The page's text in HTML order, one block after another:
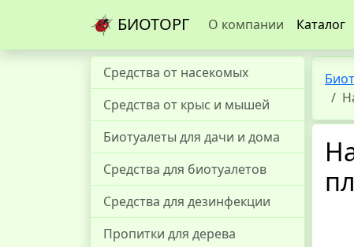
БИОТОРГ О компании Каталог
Средства от насекомых
Средства от крыс и мышей
Биотуалеты для дачи и дома
Средства для биотуалетов
Средства для дезинфекции
Пропитки для дерева